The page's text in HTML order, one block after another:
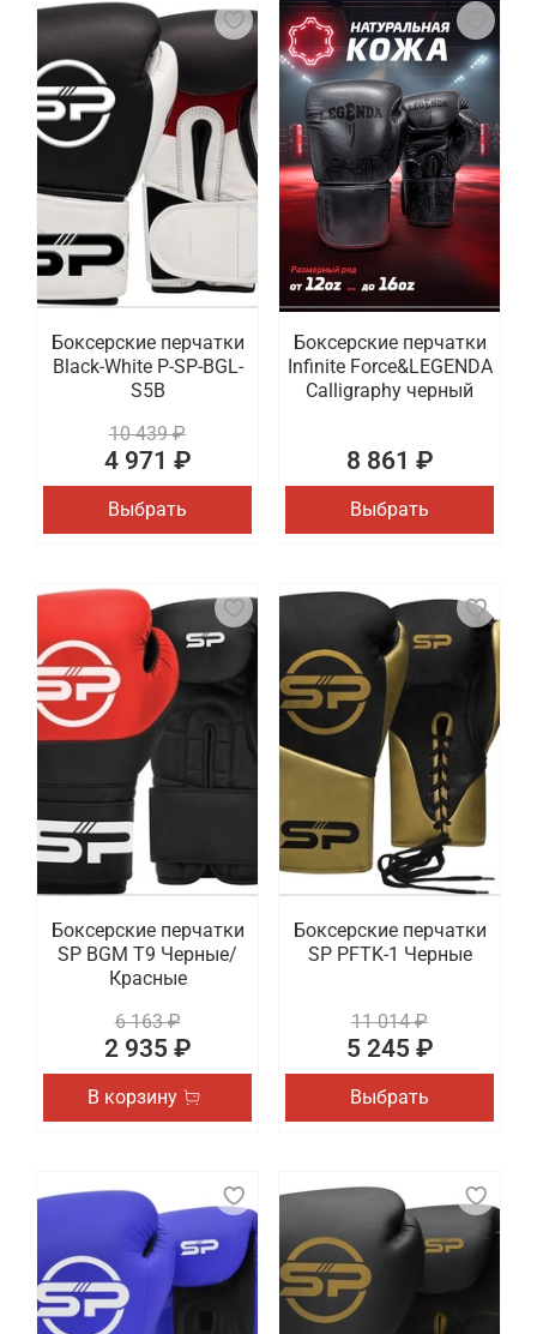
Боксерские перчатки
Black-White P-SP-BGL-
S5B
10 439 ₽
4 971 ₽
Выбрать
Боксерские перчатки
Infinite Force&LEGENDA
Calligraphy черный
8 861 ₽
Выбрать
Боксерские перчатки
SP BGM T9 Черные/
Красные
6 163 ₽
2 935 ₽
В корзину
Боксерские перчатки
SP PFTK-1 Черные
11 014 ₽
5 245 ₽
Выбрать